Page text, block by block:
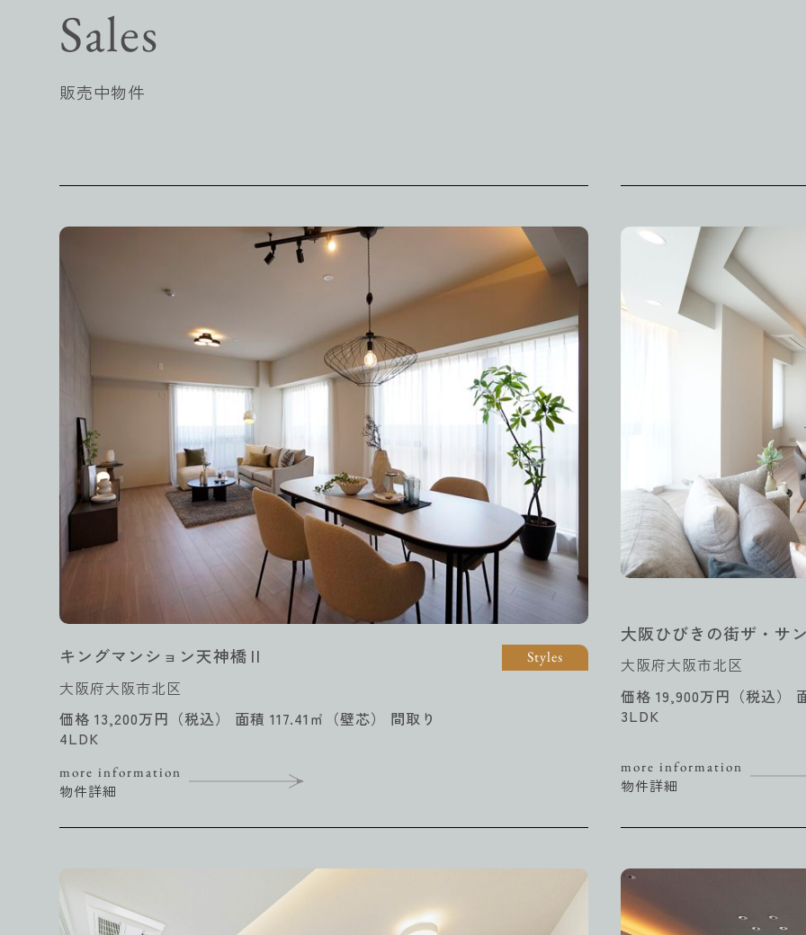
Sales
販売中物件
Styles
キングマンション天神橋Ⅱ
大阪府大阪市北区
価格 13,200万円（税込） 面積 117.41㎡（壁芯） 間取り
4LDK
more information
物件詳細
大阪ひびきの街ザ・サ
大阪府大阪市北区
価格 19,900万円（税込）
3LDK
more information
物件詳細